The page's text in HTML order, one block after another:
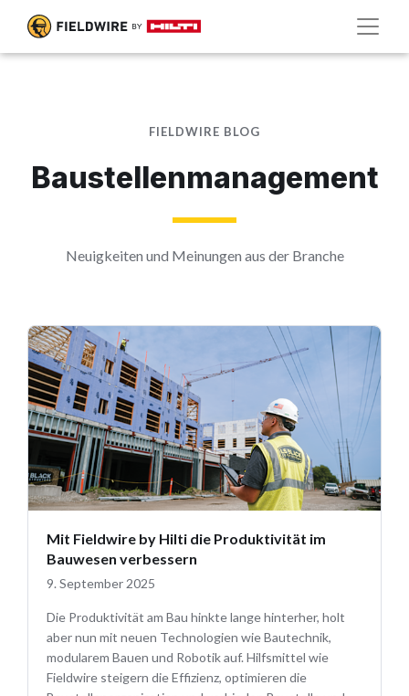
FIELDWIRE BLOG
Baustellenmanagement
Neuigkeiten und Meinungen aus der Branche
Mit Fieldwire by Hilti die Produktivität im
Bauwesen verbessern
9. September 2025
Die Produktivität am Bau hinkte lange hinterher, holt
aber nun mit neuen Technologien wie Bautechnik,
modularem Bauen und Robotik auf. Hilfsmittel wie
Fieldwire steigern die Effizienz, optimieren die